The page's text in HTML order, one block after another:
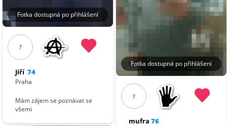
Fotka dostupná po přihlášení
?
Jiří 74
Praha
Mám zájem se poznávat se
všemi
Fotka dostupná po přihlášení
?
mufra 76